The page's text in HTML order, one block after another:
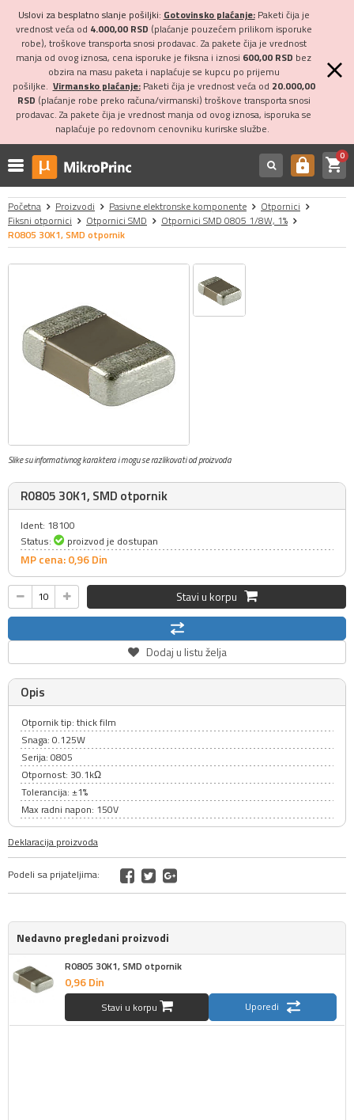
Uslovi za besplatno slanje pošiljki: Gotovinsko plaćanje:Paketi čija je
vrednost veća od 4.000,00 RSD (plaćanje pouzećem prilikom isporuke
robe), troškove transporta snosi prodavac. Za pakete čija je vrednost
manja od ovog iznosa, cena isporuke je fiksna i iznosi 600,00 RSD bez
obzira na masu paketa i naplaćuje se kupcu po prijemu
pošiljke. Virmansko plaćanje:Paketi čija je vrednost veća od 20.000,00
RSD (plaćanje robe preko računa/virmanski) troškove transporta snosi
prodavac. Za pakete čija je vrednost manja od ovog iznosa, isporuka se
naplaćuje po redovnom cenovniku kurirske službe.
https shopping_cart0
Početna Proizvodi Pasivne elektronske komponente
Otpornici
Fiksni otpornici
Otpornici SMD
Otpornici SMD 0805 1/8W, 1%
R0805 30K1, SMD otpornik
Slike su informativnog karaktera i mogu se razlikovati od proizvoda
R0805 30K1, SMD otpornik
Ident: 18100
Status:
proizvod je dostupan
MP cena: 0,96Din
Stavi u korpu
Dodaj u listu želja
Opis
Otpornik tip: thick film
Snaga: 0.125W
Serija: 0805
Otpornost: 30.1kΩ
Tolerancija: ±1%
Max radni napon: 150V
Deklaracija proizvoda
Podeli sa prijateljima:
Nedavno pregledani proizvodi
R0805 30K1, SMD otpornik
0,96Din
Stavi u korpu Uporedi